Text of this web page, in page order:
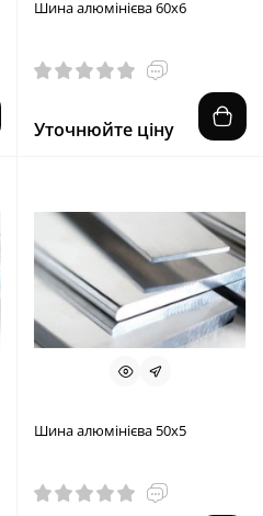
Шина алюмінієва 60х6
Уточнюйте ціну
Шина алюмінієва 50х5